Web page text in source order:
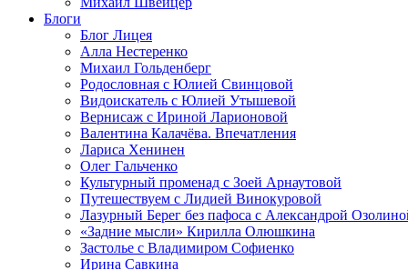
Блоги
Блог Лицея
Алла Нестеренко
Михаил Гольденберг
Родословная с Юлией Свинцовой
Видоискатель с Юлией Утышевой
Вернисаж с Ириной Ларионовой
Валентина Калачёва. Впечатления
Лариса Хенинен
Олег Гальченко
Культурный променад с Зоей Арнаутовой
Путешествуем с Лидией Винокуровой
Лазурный Берег без пафоса с Александрой
«Задние мысли» Кирилла Олюшкина
Застолье с Владимиром Софиенко
Ирина Савкина